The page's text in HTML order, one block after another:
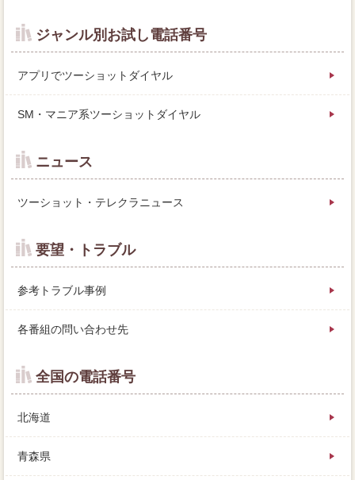
ジャンル別お試し電話番号
アプリでツーショットダイヤル
SM・マニア系ツーショットダイヤル
ニュース
ツーショット・テレクラニュース
要望・トラブル
参考トラブル事例
各番組の問い合わせ先
全国の電話番号
北海道
青森県